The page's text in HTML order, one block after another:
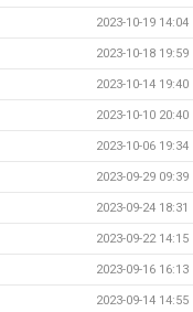
2023-10-19 14:04
2023-10-18 19:59
2023-10-14 19:40
2023-10-10 20:40
2023-10-06 19:34
2023-09-29 09:39
2023-09-24 18:31
2023-09-22 14:15
2023-09-16 16:13
2023-09-14 14:55